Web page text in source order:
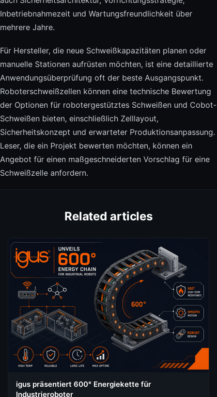
Inbetriebnahmezeit und Wartungsfreundlichkeit über
mehrere Jahre.
Für Hersteller, die neue Schweißkapazitäten planen oder
manuelle Stationen aufrüsten möchten, ist eine detaillierte
Anwendungsüberprüfung oft der beste Ausgangspunkt.
Roboterschweißzellen können eine technische Bewertung
der Optionen für robotergestütztes Schweißen und Cobot-
Schweißen bieten, einschließlich Zelllayout,
Sicherheitskonzept und erwarteter Produktionsanpassung.
Leser, die ein Projekt bewerten möchten, können ein
Angebot für einen maßgeschneiderten Vorschlag für eine
Schweißzelle anfordern.
Related articles
igus präsentiert 600° Energiekette für
Industrieroboter